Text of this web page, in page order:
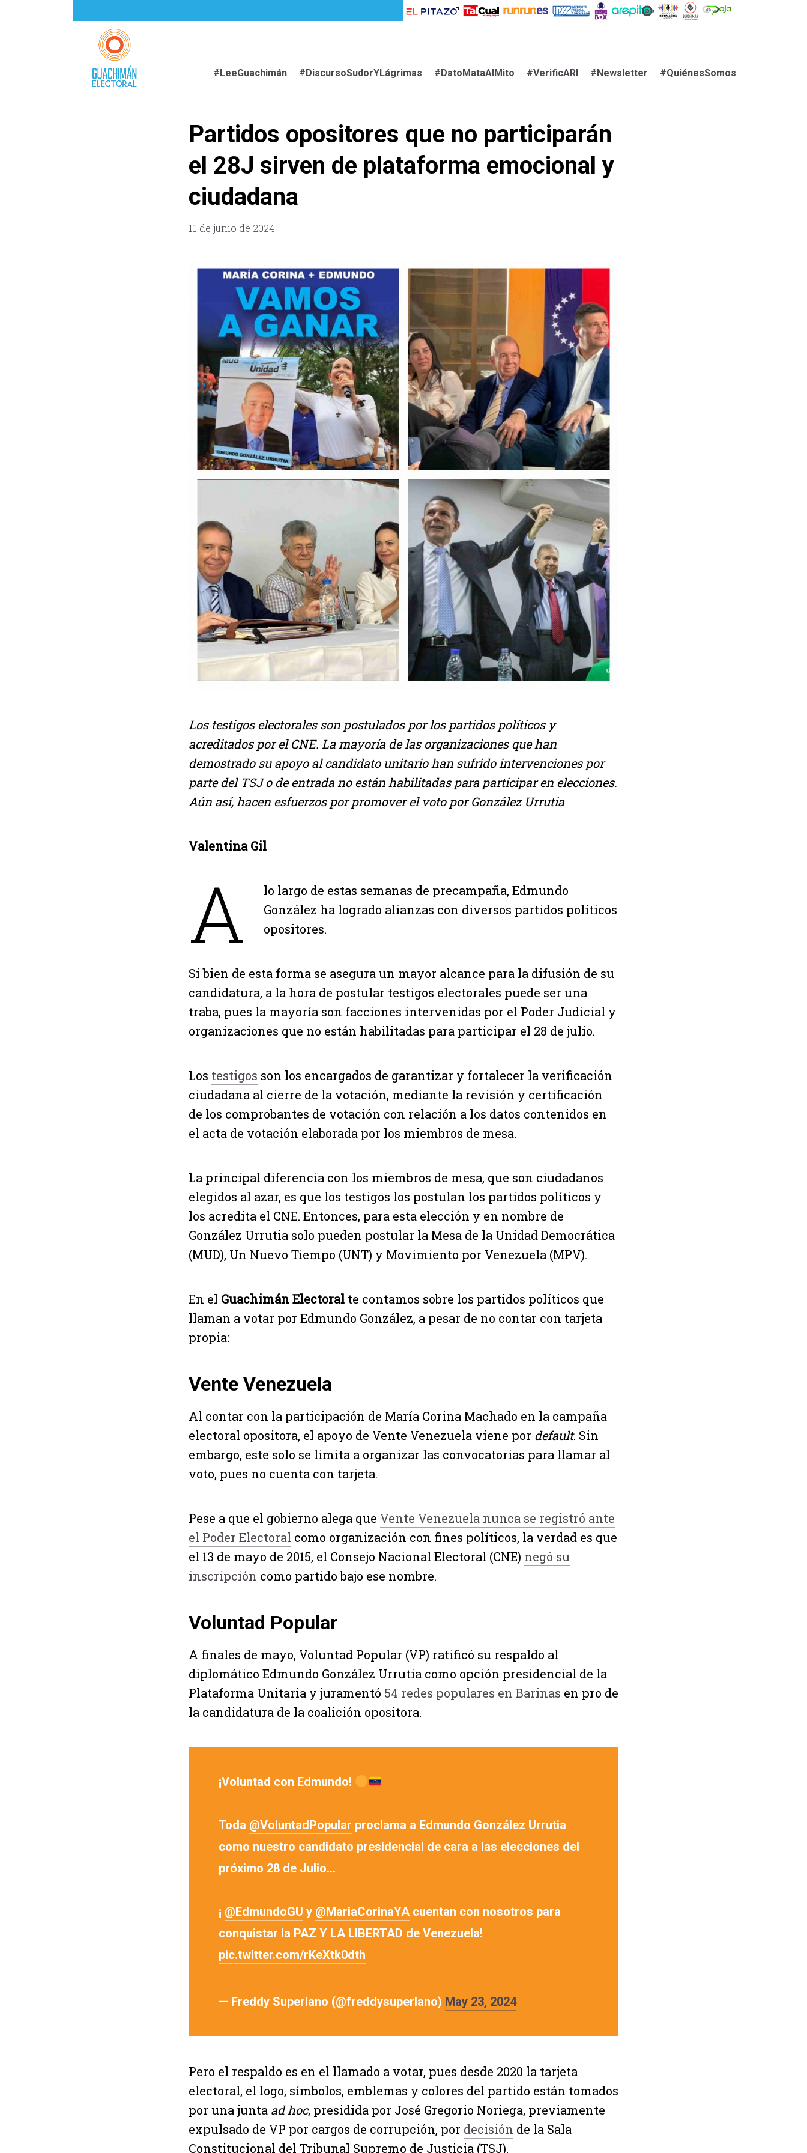
#LeeGuachimán #DiscursoSudorYLágrimas #DatoMataAlMito #VerificARI #Newsletter #QuiénesSomos
Partidos opositores que no participarán
el 28J sirven de plataforma emocional y
ciudadana
11 de junio de 2024
Los testigos electorales son postulados por los partidos políticos y
acreditados por el CNE. La mayoría de las organizaciones que han
demostrado su apoyo al candidato unitario han sufrido intervenciones por
parte del TSJ o de entrada no están habilitadas para participar en elecciones.
Aún así, hacen esfuerzos por promover el voto por González Urrutia
Valentina Gil
A
lo largo de estas semanas de precampaña, Edmundo
González ha logrado alianzas con diversos partidos políticos
opositores.
Si bien de esta forma se asegura un mayor alcance para la difusión de su
candidatura, a la hora de postular testigos electorales puede ser una
traba, pues la mayoría son facciones intervenidas por el Poder Judicial y
organizaciones que no están habilitadas para participar el 28 de julio.
Los testigos son los encargados de garantizar y fortalecer la verificación
ciudadana al cierre de la votación, mediante la revisión y certificación
de los comprobantes de votación con relación a los datos contenidos en
el acta de votación elaborada por los miembros de mesa.
La principal diferencia con los miembros de mesa, que son ciudadanos
elegidos al azar, es que los testigos los postulan los partidos políticos y
los acredita el CNE. Entonces, para esta elección y en nombre de
González Urrutia solo pueden postular la Mesa de la Unidad Democrática
(MUD), Un Nuevo Tiempo (UNT) y Movimiento por Venezuela (MPV).
En el Guachimán Electoral te contamos sobre los partidos políticos que
llaman a votar por Edmundo González, a pesar de no contar con tarjeta
propia:
Vente Venezuela
Al contar con la participación de María Corina Machado en la campaña
electoral opositora, el apoyo de Vente Venezuela viene por default. Sin
embargo, este solo se limita a organizar las convocatorias para llamar al
voto, pues no cuenta con tarjeta.
Pese a que el gobierno alega que Vente Venezuela nunca se registró ante
el Poder Electoral como organización con fines políticos, la verdad es que
el 13 de mayo de 2015, el Consejo Nacional Electoral (CNE) negó su
inscripción como partido bajo ese nombre.
Voluntad Popular
A finales de mayo, Voluntad Popular (VP) ratificó su respaldo al
diplomático Edmundo González Urrutia como opción presidencial de la
Plataforma Unitaria y juramentó 54 redes populares en Barinas en pro de
la candidatura de la coalición opositora.
¡Voluntad con Edmundo!
Toda @VoluntadPopular proclama a Edmundo González Urrutia
como nuestro candidato presidencial de cara a las elecciones del
próximo 28 de Julio…
¡ @EdmundoGU y @MariaCorinaYAcuentan con nosotros para
conquistar la PAZ Y LA LIBERTAD de Venezuela!
pic.twitter.com/rKeXtk0dth
— Freddy Superlano (@freddysuperlano) May 23, 2024
Pero el respaldo es en el llamado a votar, pues desde 2020 la tarjeta
electoral, el logo, símbolos, emblemas y colores del partido están tomados
por una junta ad hoc, presidida por José Gregorio Noriega, previamente
expulsado de VP por cargos de corrupción, por decisión de la Sala
Constitucional del Tribunal Supremo de Justicia (TSJ).